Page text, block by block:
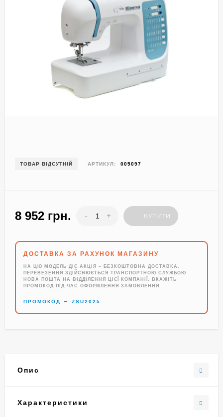
ТОВАР ВІДСУТНІЙ АРТИКУЛ: 005097
8 952 грн. - + КУПИТИ
ДОСТАВКА ЗА РАХУНОК МАГАЗИНУ
НА ЦЮ МОДЕЛЬ ДІЄ АКЦІЯ – БЕЗКОШТОВНА ДОСТАВКА.
ПЕРЕВЕЗЕННЯ ЗДІЙСНЮЄТЬСЯ ТРАНСПОРТНОЮ СЛУЖБОЮ
НОВА ПОШТА НА ВІДДІЛЕННЯ ЦІЄЇ КОМПАНІЇ. ВКАЖІТЬ
ПРОМОКОД ПІД ЧАС ОФОРМЛЕННЯ ЗАМОВЛЕННЯ.
ПРОМОКОД → ZSU2025
Опис
Характеристики